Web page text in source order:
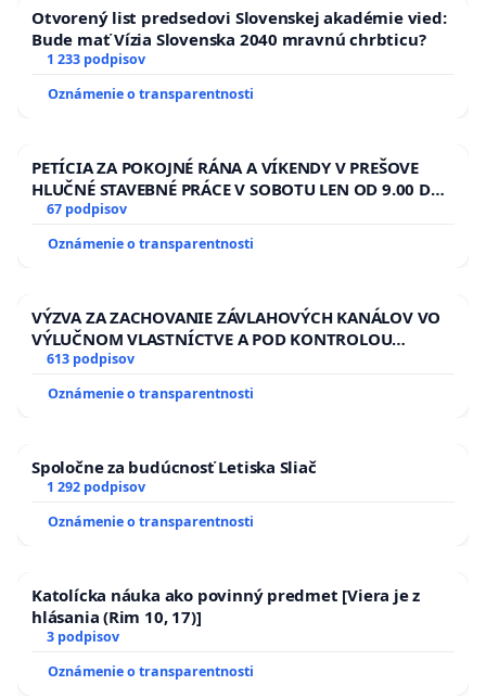
Otvorený list predsedovi Slovenskej akadémie vied:
Bude mať Vízia Slovenska 2040 mravnú chrbticu?
1 233 podpisov
Oznámenie o transparentnosti
PETÍCIA ZA POKOJNÉ RÁNA A VÍKENDY V PREŠOVE
HLUČNÉ STAVEBNÉ PRÁCE V SOBOTU LEN OD 9.00 DO
13.00 HOD., CEZ PRACOVNÝ TÝŽDEŇ CIEĽ 8.00 – 18.00
ĎUMBIERSKEJ/MAGU
67 podpisov
Oznámenie o transparentnosti
VÝZVA ZA ZACHOVANIE ZÁVLAHOVÝCH KANÁLOV VO
VÝLUČNOM VLASTNÍCTVE A POD KONTROLOU
SLOVENSKEJ REPUBLIKY & žiadosť na riešenie
kanálov na Slovensku
613 podpisov
Oznámenie o transparentnosti
Spoločne za budúcnosť Letiska Sliač
1 292 podpisov
Oznámenie o transparentnosti
Katolícka náuka ako povinný predmet [Viera je z
hlásania (Rim 10, 17)]
3 podpisov
Oznámenie o transparentnosti